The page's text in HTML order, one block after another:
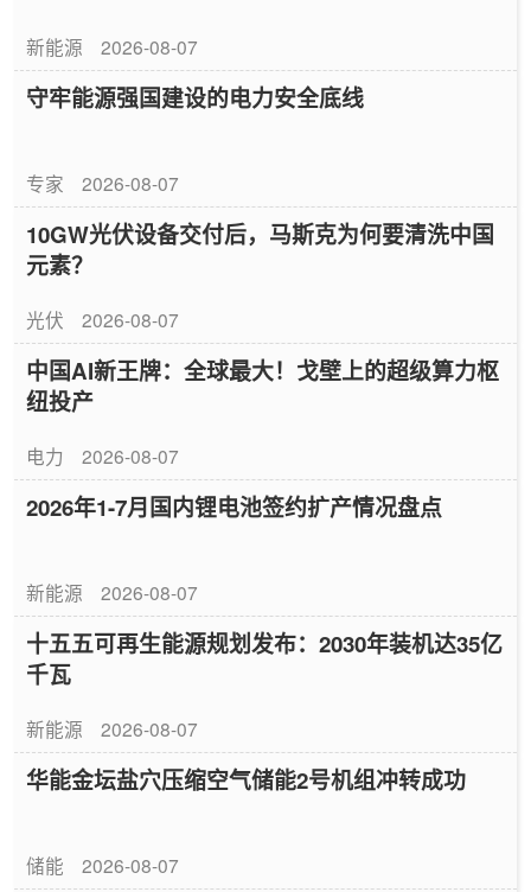
新能源 2026-08-07
守牢能源强国建设的电力安全底线
专家 2026-08-07
10GW光伏设备交付后，马斯克为何要清洗中国
元素？
光伏 2026-08-07
中国AI新王牌：全球最大！戈壁上的超级算力枢
纽投产
电力 2026-08-07
2026年1-7月国内锂电池签约扩产情况盘点
新能源 2026-08-07
十五五可再生能源规划发布：2030年装机达35亿
千瓦
新能源 2026-08-07
华能金坛盐穴压缩空气储能2号机组冲转成功
储能 2026-08-07